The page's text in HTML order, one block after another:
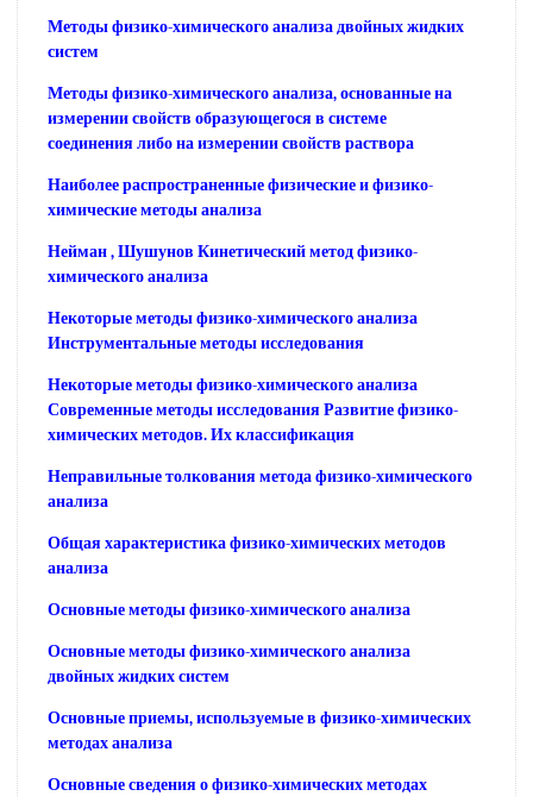
Методы физико-химического анализа двойных жидких
систем
Методы физико-химического анализа, основанные на
измерении свойств образующегося в системе
соединения либо на измерении свойств раствора
Наиболее распространенные физические и физико-
химические методы анализа
Нейман , Шушунов Кинетический метод физико-
химического анализа
Некоторые методы физико-химического анализа
Инструментальные методы исследования
Некоторые методы физико-химического анализа
Современные методы исследования Развитие физико-
химических методов. Их классификация
Неправильные толкования метода физико-химического
анализа
Общая характеристика физико-химических методов
анализа
Основные методы физико-химического анализа
Основные методы физико-химического анализа
двойных жидких систем
Основные приемы, используемые в физико-химических
методах анализа
Основные сведения о физико-химических методах